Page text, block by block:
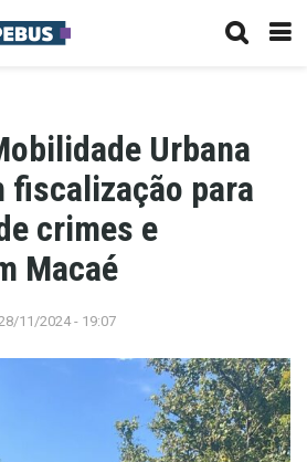
Urbana
para
crimes e
Macaé
11/2024 - 19:07